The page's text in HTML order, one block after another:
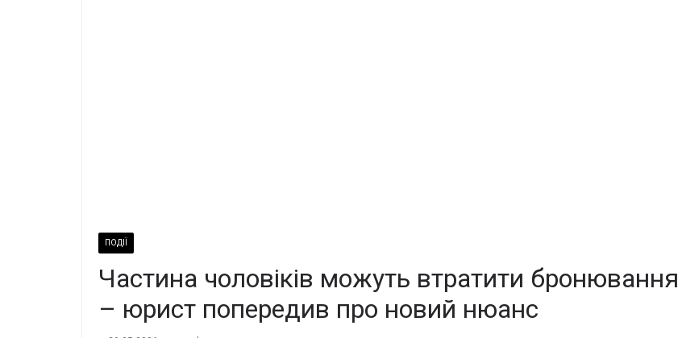
ПОДІЇ
Частина чоловіків можуть втратити бронювання
– юрист попередив про новий нюанс